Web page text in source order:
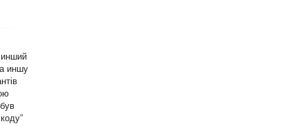
инший
иншу